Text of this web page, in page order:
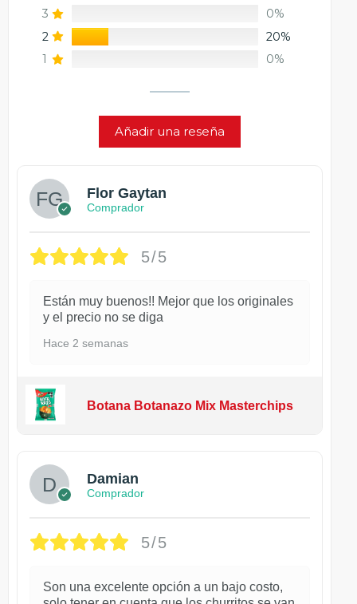
3
0%
2
20%
1
0%
Añadir una reseña
Flor Gaytan
Comprador
5/5
Están muy buenos!! Mejor que los originales
y el precio no se diga
Hace 2 semanas
Botana Botanazo Mix Masterchips
Damian
Comprador
5/5
Son una excelente opción a un bajo costo,